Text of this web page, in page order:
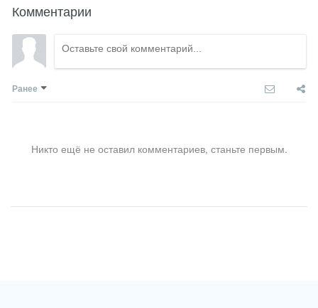
Комментарии
Ранее
Никто ещё не оставил комментариев, станьте первым.